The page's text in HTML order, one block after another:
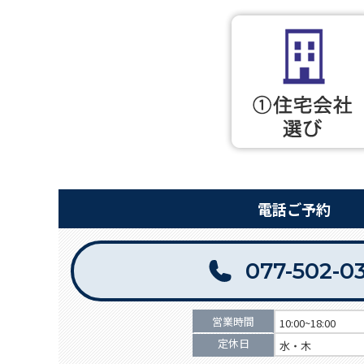
電話ご予約
077-502-
営業時間
10:00~18:00
定休日
水・木